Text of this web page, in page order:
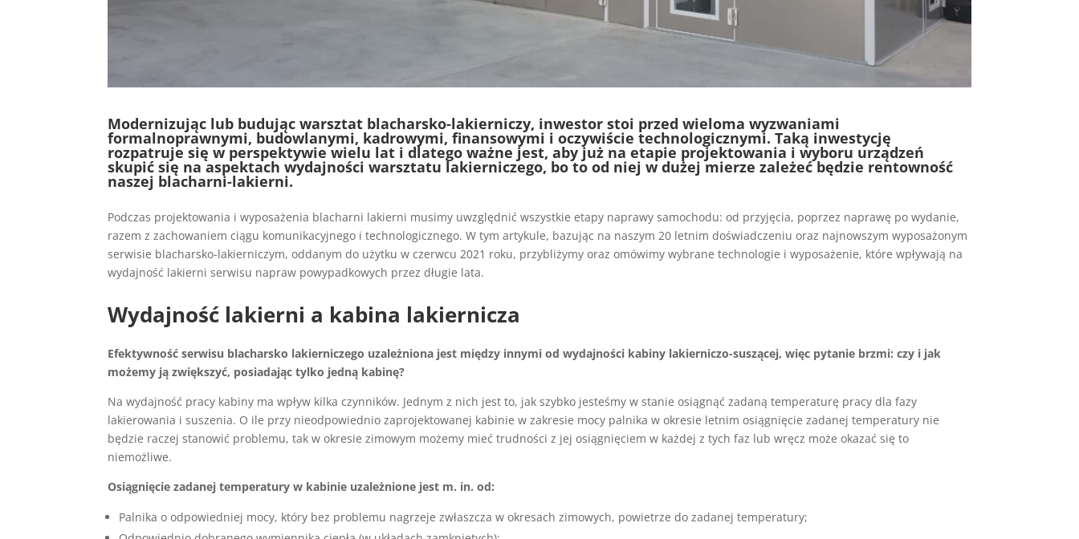
Modernizując lub budując warsztat blacharsko-lakierniczy, inwestor stoi przed wieloma wyzwaniami
formalnoprawnymi, budowlanymi, kadrowymi, finansowymi i oczywiście technologicznymi. Taką inwestycję
rozpatruje się w perspektywie wielu lat i dlatego ważne jest, aby już na etapie projektowania i wyboru urządzeń
skupić się na aspektach wydajności warsztatu lakierniczego, bo to od niej w dużej mierze zależeć będzie rentowność
naszej blacharni-lakierni.
Podczas projektowania i wyposażenia blacharni lakierni musimy uwzględnić wszystkie etapy naprawy samochodu: od przyjęcia, poprzez naprawę po wydanie,
razem z zachowaniem ciągu komunikacyjnego i technologicznego. W tym artykule, bazując na naszym 20 letnim doświadczeniu oraz najnowszym wyposażonym
serwisie blacharsko-lakierniczym, oddanym do użytku w czerwcu 2021 roku, przybliżymy oraz omówimy wybrane technologie i wyposażenie, które wpływają na
wydajność lakierni serwisu napraw powypadkowych przez długie lata.
Wydajność lakierni a kabina lakiernicza
Efektywność serwisu blacharsko lakierniczego uzależniona jest między innymi od wydajności kabiny lakierniczo-suszącej, więc pytanie brzmi: czy i jak
możemy ją zwiększyć, posiadając tylko jedną kabinę?
Na wydajność pracy kabiny ma wpływ kilka czynników. Jednym z nich jest to, jak szybko jesteśmy w stanie osiągnąć zadaną temperaturę pracy dla fazy
lakierowania i suszenia. O ile przy nieodpowiednio zaprojektowanej kabinie w zakresie mocy palnika w okresie letnim osiągnięcie zadanej temperatury nie
będzie raczej stanowić problemu, tak w okresie zimowym możemy mieć trudności z jej osiągnięciem w każdej z tych faz lub wręcz może okazać się to
niemożliwe.
Osiągnięcie zadanej temperatury w kabinie uzależnione jest m. in. od:
Palnika o odpowiedniej mocy, który bez problemu nagrzeje zwłaszcza w okresach zimowych, powietrze do zadanej temperatury;